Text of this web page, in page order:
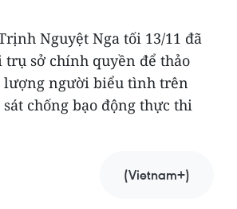
Nguyệt Nga tối 13/11 đã
trụ sở chính quyền để thảo
lượng người biểu tình trên
chống bạo động thực thi
(Vietnam+)